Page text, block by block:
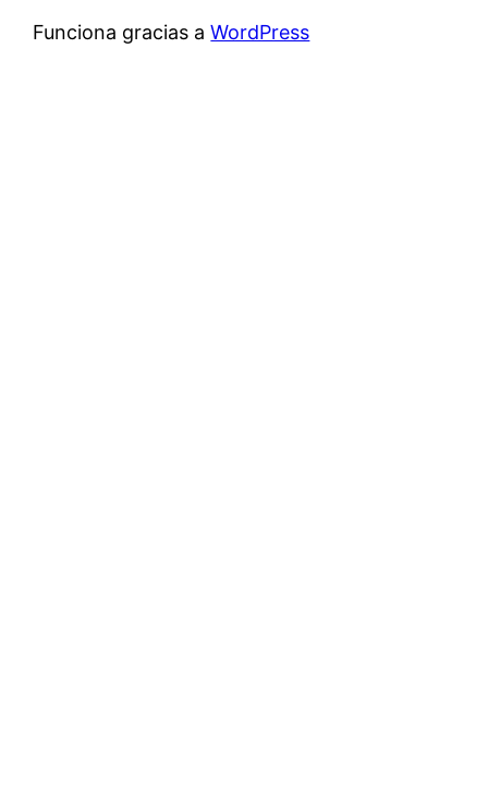
Funciona gracias aWordPress